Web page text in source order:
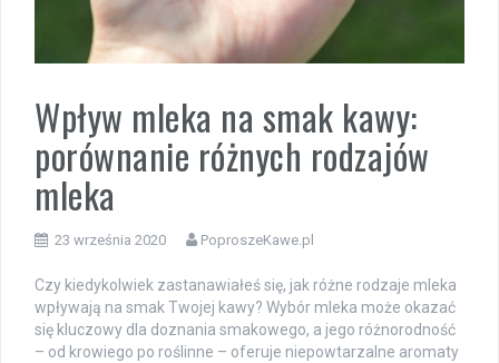
Wpływ mleka na smak kawy:
porównanie różnych rodzajów
mleka
23 września 2020 PoproszeKawe.pl
Czy kiedykolwiek zastanawiałeś się, jak różne rodzaje mleka
wpływają na smak Twojej kawy? Wybór mleka może okazać
się kluczowy dla doznania smakowego, a jego różnorodność
– od krowiego po roślinne – oferuje niepowtarzalne aromaty